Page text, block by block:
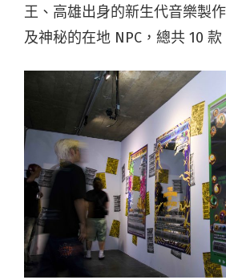
王、高雄出身的新生代音樂製
及神秘的在地 NPC，總共 10 款